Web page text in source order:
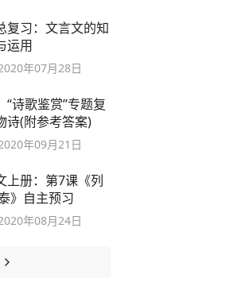
复习：文言文的知
运用
年07月28日
“诗歌鉴赏”专题复
(附参考答案)
年09月21日
上册：第7课《列
》自主预习
年08月24日